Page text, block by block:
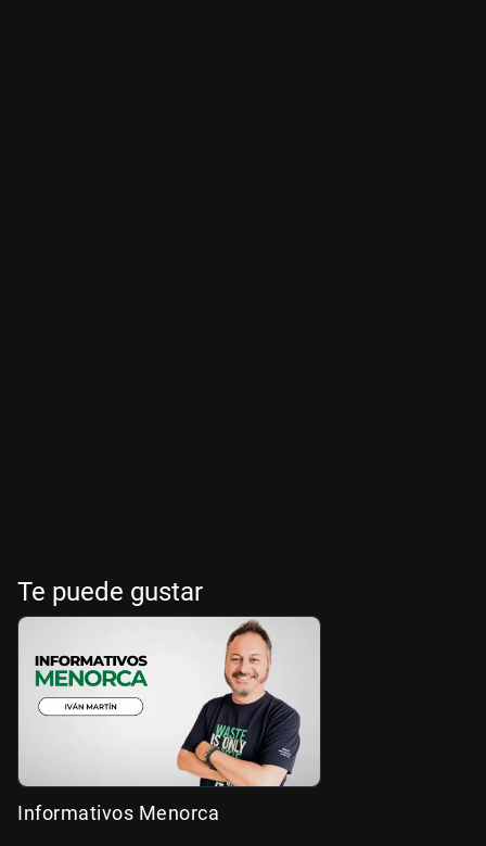
Te puede gustar
Informativos Menorca